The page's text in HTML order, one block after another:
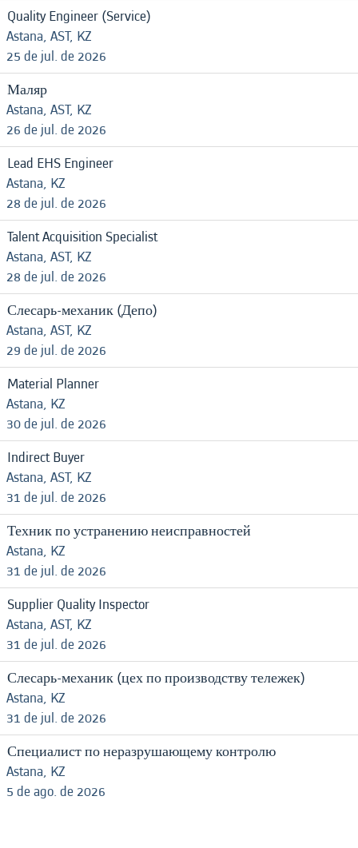
Quality Engineer (Service)
Astana, AST, KZ
25 de jul. de 2026
Маляр
Astana, AST, KZ
26 de jul. de 2026
Lead EHS Engineer
Astana, KZ
28 de jul. de 2026
Talent Acquisition Specialist
Astana, AST, KZ
28 de jul. de 2026
Слесарь-механик (Депо)
Astana, AST, KZ
29 de jul. de 2026
Material Planner
Astana, KZ
30 de jul. de 2026
Indirect Buyer
Astana, AST, KZ
31 de jul. de 2026
Техник по устранению неисправностей
Astana, KZ
31 de jul. de 2026
Supplier Quality Inspector
Astana, AST, KZ
31 de jul. de 2026
Слесарь-механик (цех по производству тележек)
Astana, KZ
31 de jul. de 2026
Специалист по неразрушающему контролю
Astana, KZ
5 de ago. de 2026